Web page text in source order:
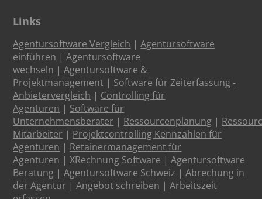
Links
Agentursoftware Vergleich |Agentursoftware
einführen |Agentursoftware
wechseln |Agentursoftware &
Projektmanagement | Software für Zeiterfassung -
Anbietervergleich | Controlling für
Agenturen | Software für
Unternehmensberater | Ressourcenplanung |
Mitarbeiter | Projektcontrolling Kennzahlen für
Agenturen | Retainermanagement für
Agenturen |XRechnung Software |Agentursoftware
Beratung |Agentursoftware Schweiz |Abrechung in
der Agentur |Angebot schreiben |Arbeitszeit